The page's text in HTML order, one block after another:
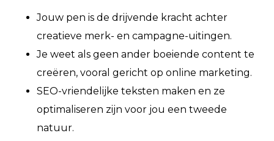
Jouw pen is de drijvende kracht achter
creatieve merk- en campagne-uitingen.
Je weet als geen ander boeiende content te
creëren, vooral gericht op online marketing.
SEO-vriendelijke teksten maken en ze
optimaliseren zijn voor jou een tweede
natuur.